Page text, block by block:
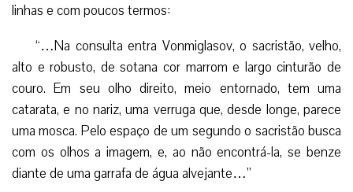
linhas e com poucos termos:
“…Na consulta entra Vonmiglasov, o sacristão, velho,
alto e robusto, de sotana cor marrom e largo cinturão de
couro. Em seu olho direito, meio entornado, tem uma
catarata, e no nariz, uma verruga que, desde longe, parece
uma mosca. Pelo espaço de um segundo o sacristão busca
com os olhos a imagem, e, ao não encontrá-la, se benze
diante de uma garrafa de água alvejante…”